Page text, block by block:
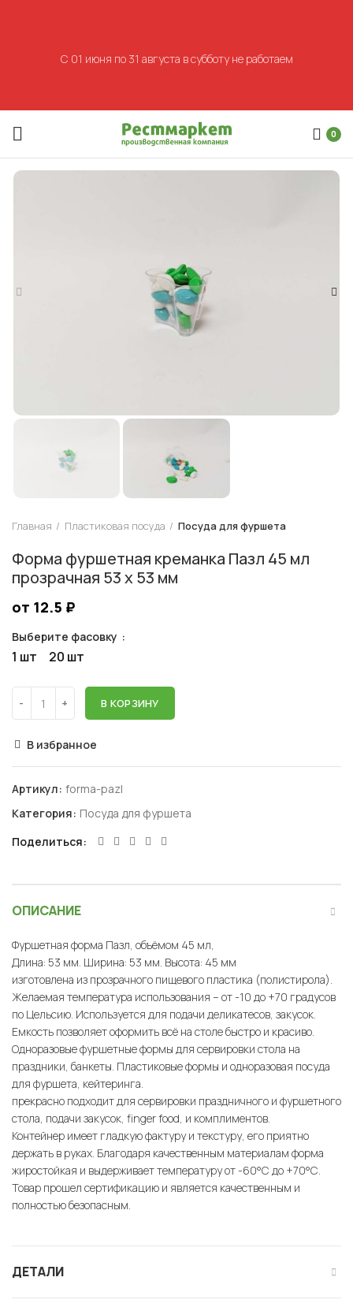
0
Главная Пластиковая посуда Посуда для фуршета
Форма фуршетная креманка Пазл 45 мл
прозрачная 53 х 53 мм
от 12.5 ₽
Выберите фасовку
1 шт 20 шт
В КОРЗИНУ
В избранное
Артикул: forma-pazl
Категория: Посуда для фуршета
Поделиться
ОПИСАНИЕ
Фуршетная форма Пазл, объёмом 45 мл,
Длина: 53 мм. Ширина: 53 мм. Высота: 45 мм
изготовлена из прозрачного пищевого пластика (полистирола).
Желаемая температура использования – от -10 до +70 градусов
по Цельсию. Используется для подачи деликатесов, закусок.
Емкость позволяет оформить всё на столе быстро и красиво.
Одноразовые фуршетные формы для сервировки стола на
праздники, банкеты. Пластиковые формы и одноразовая посуда
для фуршета, кейтеринга.
прекрасно подходит для сервировки праздничного и фуршетного
стола, подачи закусок, finger food, и комплиментов.
Контейнер имеет гладкую фактуру и текстуру, его приятно
держать в руках. Благодаря качественным материалам форма
жиростойкая и выдерживает температуру от -60°С до +70°С.
Товар прошел сертификацию и является качественным и
полностью безопасным.
ДЕТАЛИ
С 01 июня по 31 августа в субботу не работаем